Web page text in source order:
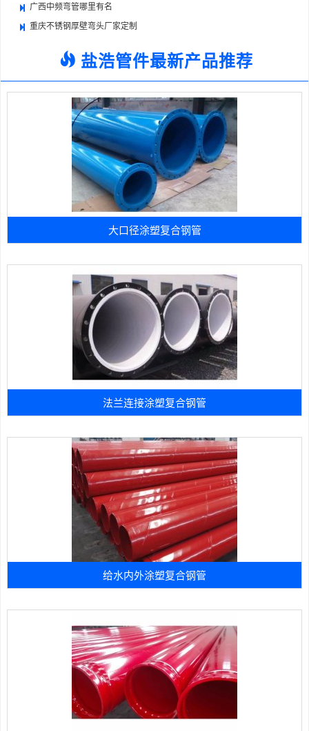
广西中频弯管哪里有名
重庆不锈钢厚壁弯头厂家定制
盐浩管件最新产品推荐
大口径涂塑复合钢管
法兰连接涂塑复合钢管
给水内外涂塑复合钢管